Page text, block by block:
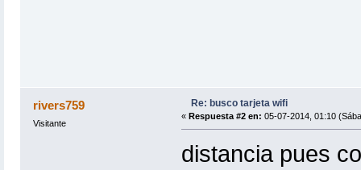
rivers759
Visitante
Re: busco tarjeta wifi
« Respuesta #2 en: 05-07-2014, 01:10
distancia pues